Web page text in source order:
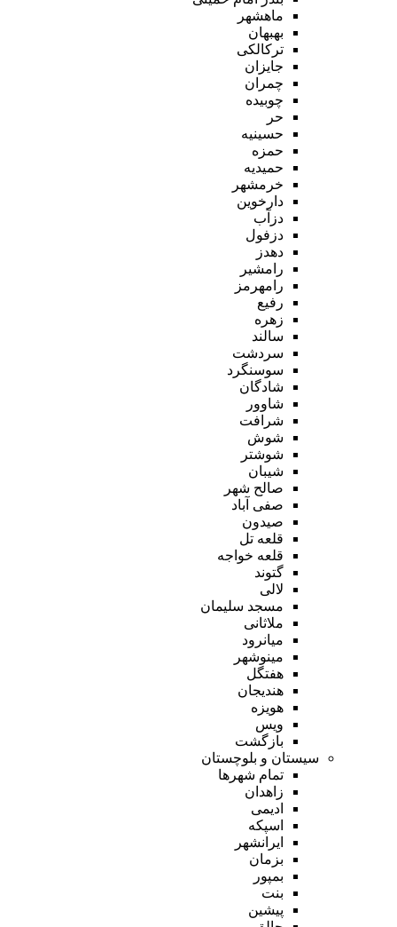
ماهشهر
بهبهان
ترکالکی
جایزان
چمران
چوبیده
حر
حسینیه
حمزه
حمیدیه
خرمشهر
دارخوین
دزآب
دزفول
دهدز
رامشیر
رامهرمز
رفیع
زهره
سالند
سردشت
سوسنگرد
شادگان
شاوور
شرافت
شوش
شوشتر
شیبان
صالح شهر
صفی آباد
صیدون
قلعه تل
قلعه خواجه
گتوند
لالی
مسجد سلیمان
ملاثانی
میانرود
مینوشهر
هفتگل
هندیجان
هویزه
ویس
بازگشت
سیستان و بلوچستان
تمام شهر‌ها
زاهدان
ادیمی
اسپکه
ایرانشهر
بزمان
بمپور
بنت
پیشین